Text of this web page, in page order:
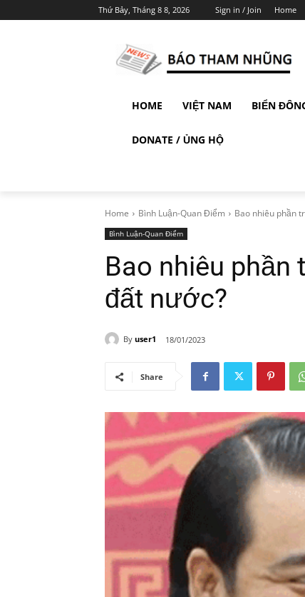
Thứ Bảy, Tháng 8 8, 2026 Sign in / Join Home
HOME VIỆT NAM BIỂN
DONATE / ỦNG HỘ
Home Bình Luận-Quan Điểm Bao nhiêu phần
Bình Luận-Quan Điểm
Bao nhiêu
đất nước?
By user1 18/01/2023
Share